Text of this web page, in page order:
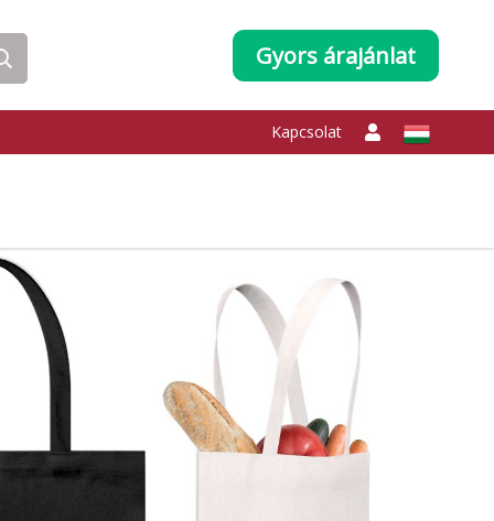
Gyors árajánlat
Kapcsolat